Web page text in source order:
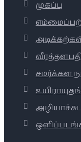
முகப்பு
சமர்க்கள